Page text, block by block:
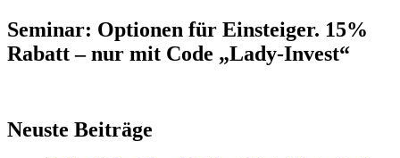
Seminar: Optionen für Einsteiger. 15%
Rabatt – nur mit Code „Lady-Invest“
Neuste Beiträge